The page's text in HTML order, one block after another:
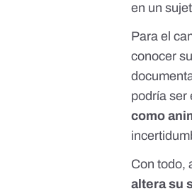
en un
Para el
conocer
podría ser
como
Con todo,
altera su